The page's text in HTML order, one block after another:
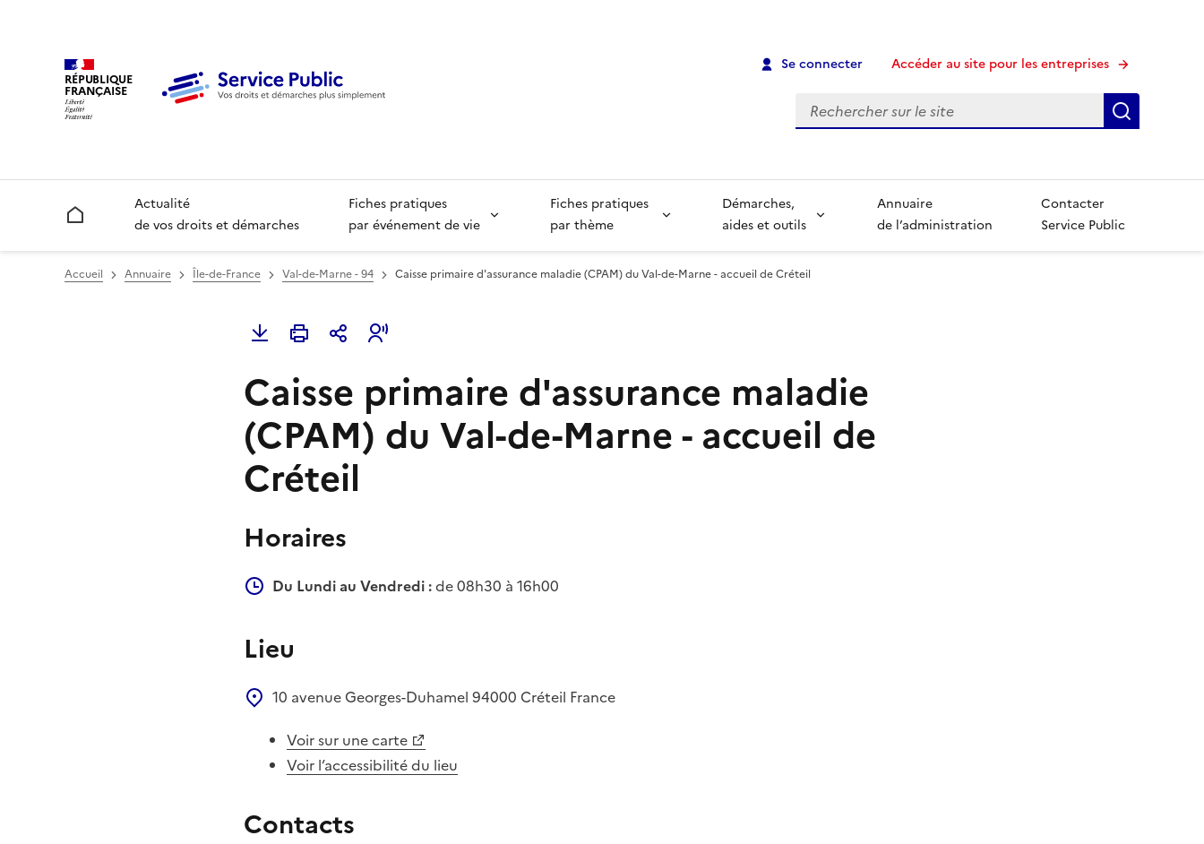
RÉPUBLIQUE
FRANÇAISE
Se connecter Accéder au site pour les entreprises
Recherche
Accueil
Actualité
de vos droits et démarches
Fiches pratiques
par événement de vie
Fiches pratiques
par thème
Démarches,
aides et outils
Annuaire
de l’administration
Contacter
Service Public
Accueil Annuaire Île-de-France Val-de-Marne - 94 Caisse primaire d'assurance maladie (CPAM) du Val-de-Marne - accueil de Créteil
Caisse primaire d'assurance maladie
(CPAM) du Val-de-Marne - accueil de
Créteil
Horaires
Du Lundi au Vendredi :de 08h30 à 16h00
Lieu
10 avenue Georges-Duhamel 94000 Créteil France
Voir sur une carte
Voir l’accessibilité du lieu
Contacts